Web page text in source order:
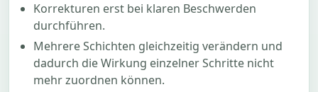
Korrekturen erst bei klaren Beschwerden
durchführen.
Mehrere Schichten gleichzeitig verändern und
dadurch die Wirkung einzelner Schritte nicht
mehr zuordnen können.